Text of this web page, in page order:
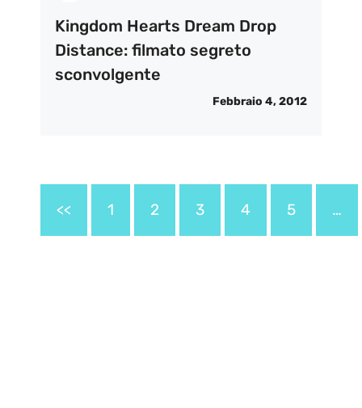
Kingdom Hearts Dream Drop
Distance: filmato segreto
sconvolgente
Febbraio 4, 2012
<< 1 2 3 4 5 …